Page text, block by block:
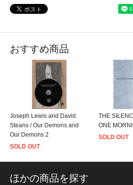
おすすめ商品
Joseph Lewis and David
Steans / Our Demons and
Our Demons 2
SOLD OUT
THE
ONE
SOLD OUT
ほかの商品を探す